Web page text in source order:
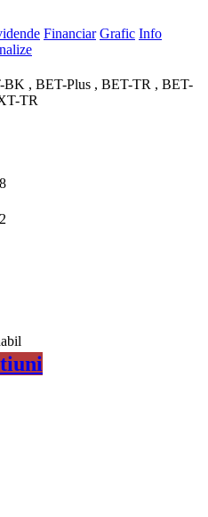
Financiar Grafic Info
, BET-Plus , BET-TR , BET-
TR